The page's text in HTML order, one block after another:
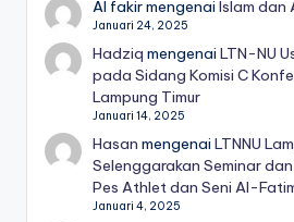
Al fakirmengenaiIslam dan
Januari 24, 2025
Hadziq mengenaiLTN-NU
pada Sidang Komisi C
Lampung Timur
Januari 14, 2025
Hasan mengenaiLTNNU
Selenggarakan Seminar
Pes Athlet dan Seni Al-
Januari 4, 2025